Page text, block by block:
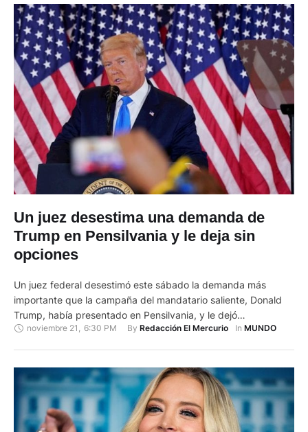
…
Un juez desestima una demanda de
Trump en Pensilvania y le deja sin
opciones
Un juez federal desestimó este sábado la demanda más
importante que la campaña del mandatario saliente, Donald
Trump, había presentado en Pensilvania, y le dejó
prácticamente sin opciones para revertir el resultado de las
…
noviembre 21 6:30 PM By Redacción El Mercurio In MUNDO